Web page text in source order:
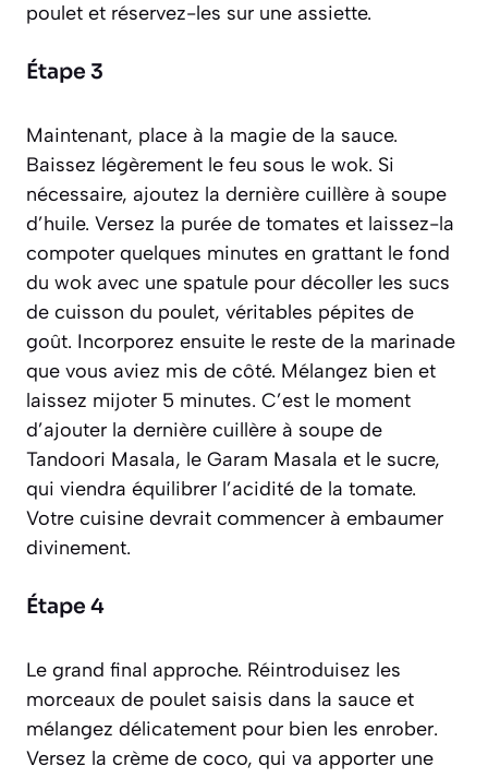
poulet et réservez-les sur une assiette.
Étape 3
Maintenant, place à la magie de la sauce.
Baissez légèrement le feu sous le wok. Si
nécessaire, ajoutez la dernière cuillère à soupe
d’huile. Versez la purée de tomates et laissez-la
compoter quelques minutes en grattant le fond
du wok avec une spatule pour décoller les sucs
de cuisson du poulet, véritables pépites de
goût. Incorporez ensuite le reste de la marinade
que vous aviez mis de côté. Mélangez bien et
laissez mijoter 5 minutes. C’est le moment
d’ajouter la dernière cuillère à soupe de
Tandoori Masala, le Garam Masala et le sucre,
qui viendra équilibrer l’acidité de la tomate.
Votre cuisine devrait commencer à embaumer
divinement.
Étape 4
Le grand final approche. Réintroduisez les
morceaux de poulet saisis dans la sauce et
mélangez délicatement pour bien les enrober.
Versez la crème de coco, qui va apporter une